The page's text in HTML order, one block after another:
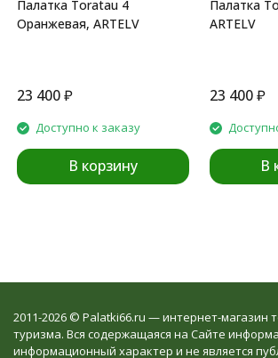
Палатка Toratau 4
Оранжевая, ARTELV
23 400₽
Доступно к заказу
В корзину
Палатка
ARTELV
23 400 ₽
В
2011-2026 © Palatki66.ru — интернет-магазин
туризма. Вся содержащаяся на Сайте
информационный характер и не является